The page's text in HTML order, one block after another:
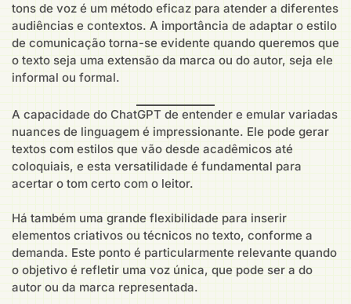
tons de voz é um método eficaz para atender a diferentes
audiências e contextos. A importância de adaptar o estilo
de comunicação torna-se evidente quando queremos que
o texto seja uma extensão da marca ou do autor, seja ele
informal ou formal.
A capacidade do ChatGPT de entender e emular variadas
nuances de linguagem é impressionante. Ele pode gerar
textos com estilos que vão desde acadêmicos até
coloquiais, e esta versatilidade é fundamental para
acertar o tom certo com o leitor.
Há também uma grande flexibilidade para inserir
elementos criativos ou técnicos no texto, conforme a
demanda. Este ponto é particularmente relevante quando
o objetivo é refletir uma voz única, que pode ser a do
autor ou da marca representada.